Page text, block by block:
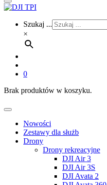
Szukaj ...
×
0
Brak produktów w koszyku.
Nowości
Zestawy dla służb
Drony
Drony rekreacyjne
DJI Air 3
DJI Air 3S
DJI Avata 2